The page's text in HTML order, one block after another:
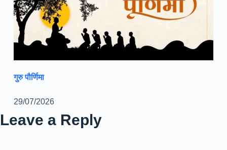
गुरु पौर्णिमा
29/07/2026
Leave a Reply